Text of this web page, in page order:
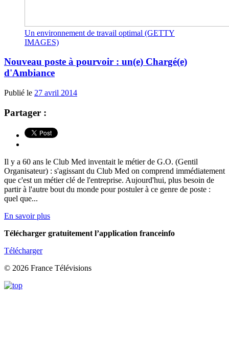
Un environnement de travail optimal (GETTY
IMAGES)
Nouveau poste à pourvoir : un(e) Chargé(e)
d'Ambiance
Publié le 27 avril 2014
Partager :
Il y a 60 ans le Club Med inventait le métier de G.O. (Gentil
Organisateur) : s'agissant du Club Med on comprend immédiatement
que c'est un métier clé de l'entreprise. Aujourd'hui, plus besoin de
partir à l'autre bout du monde pour postuler à ce genre de poste :
quel que...
En savoir plus
Télécharger gratuitement l’application franceinfo
Télécharger
© 2026 France Télévisions